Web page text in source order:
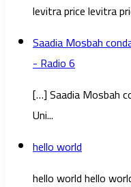
levitra price levitra
Saadia Mosbah
- Radio 6
[…] Saadia Mosbah
Uni...
hello world
hello world hello